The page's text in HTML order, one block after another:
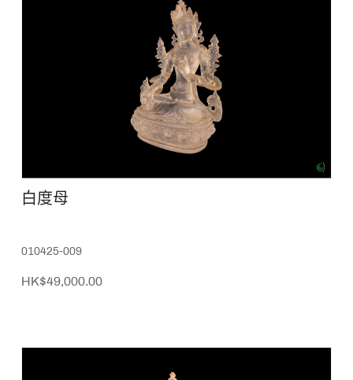
白度母
010425-009
HK$49,000.00